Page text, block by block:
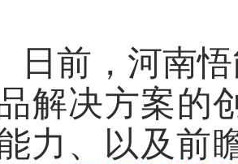
日前，河南
解决方案的
力、以及前